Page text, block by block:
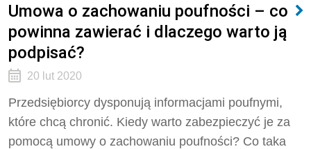
Umowa o zachowaniu poufności – co
powinna zawierać i dlaczego warto ją
podpisać?
20 lut 2020
Przedsiębiorcy dysponują informacjami poufnymi,
które chcą chronić. Kiedy warto zabezpieczyć je za
pomocą umowy o zachowaniu poufności? Co taka